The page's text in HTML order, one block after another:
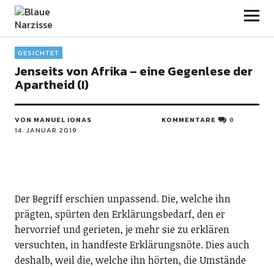
Blaue Narzisse
GESICHTET
Jenseits von Afrika – eine Gegenlese der
Apartheid (I)
VON MANUEL IONAS
14. JANUAR 2019
KOMMENTARE 8
Der Begriff erschien unpassend. Die, welche ihn
prägten, spürten den Erklärungsbedarf, den er
hervorrief und gerieten, je mehr sie zu erklären
versuchten, in handfeste Erklärungsnöte. Dies auch
deshalb, weil die, welche ihn hörten, die Umstände